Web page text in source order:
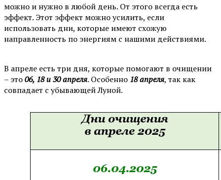
можно и нужно в любой день. От этого всегда есть
эффект. Этот эффект можно усилить, если
использовать дни, которые имеют схожую
направленность по энергиям с нашими действиями.
В апреле есть три дня, которые помогают в очищении
– это06, 18 и 30 апреля. Особенно 18 апреля, так как
совпадает с убывающей Луной.